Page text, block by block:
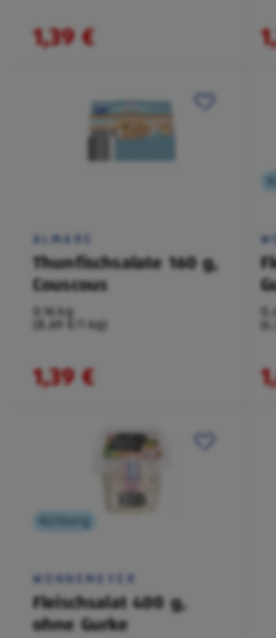
1,39 €
ALMARE
Thunfischsalate 160 g,
Couscous
0,16 kg
(8,69 €/1 kg)
1,39 €
Kühlung
WONNEMEYER
Fleischsalat 400 g,
ohne Gurke